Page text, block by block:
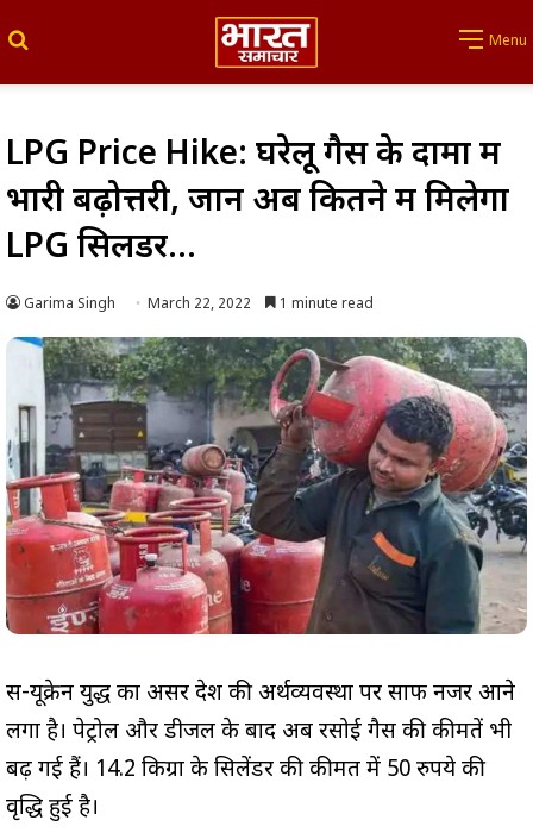
Menu
LPG Price Hike: घरेलू गैस के दामों में
भारी बढ़ोत्तरी, जानें अब कितने में मिलेगा
LPG सिलेंडर…
Garima Singh March 22, 2022 1 minute read
रूस-यूक्रेन युद्ध का असर देश की अर्थव्यवस्था पर साफ नजर आने
लगा है। पेट्रोल और डीजल के बाद अब रसोई गैस की कीमतें भी
बढ़ गई हैं। 14.2 किग्रा के सिलेंडर की कीमत में 50 रुपये की
वृद्धि हुई है।